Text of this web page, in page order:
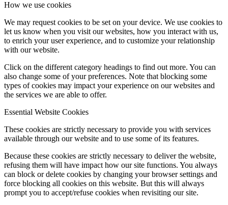
How we use cookies
We may request cookies to be set on your device. We use cookies to
let us know when you visit our websites, how you interact with us,
to enrich your user experience, and to customize your relationship
with our website.
Click on the different category headings to find out more. You can
also change some of your preferences. Note that blocking some
types of cookies may impact your experience on our websites and
the services we are able to offer.
Essential Website Cookies
These cookies are strictly necessary to provide you with services
available through our website and to use some of its features.
Because these cookies are strictly necessary to deliver the website,
refusing them will have impact how our site functions. You always
can block or delete cookies by changing your browser settings and
force blocking all cookies on this website. But this will always
prompt you to accept/refuse cookies when revisiting our site.